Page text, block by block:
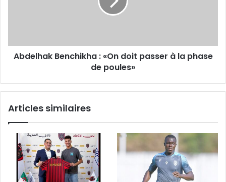
phase
deAbdelhak Benchikha : «On doit passer à la phase
de poules»
Articles similaires